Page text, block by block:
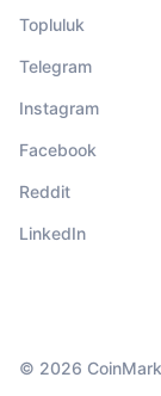
Topluluk
Telegram
Instagram
Facebook
Reddit
LinkedIn
© 2026